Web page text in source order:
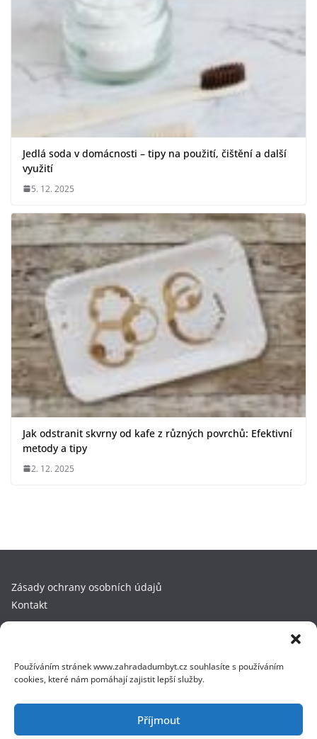
Používáním stránek www.zahradadumbyt.cz souhlasíte s používáním
cookies, které nám pomáhají zajistit lepší služby.
Příjmout
Jedlá soda v domácnosti – tipy na použití, čištění a další
využití
5. 12. 2025
Jak odstranit skvrny od kafe z různých povrchů: Efektivní
metody a tipy
2. 12. 2025
Zásady ochrany osobních údajů
Kontakt
Copyright © 2025 ZahradaDumByt.cz. Kopírování a přebírání
práva vyhrazena. Fotky používáme zDepositPhotos.com.